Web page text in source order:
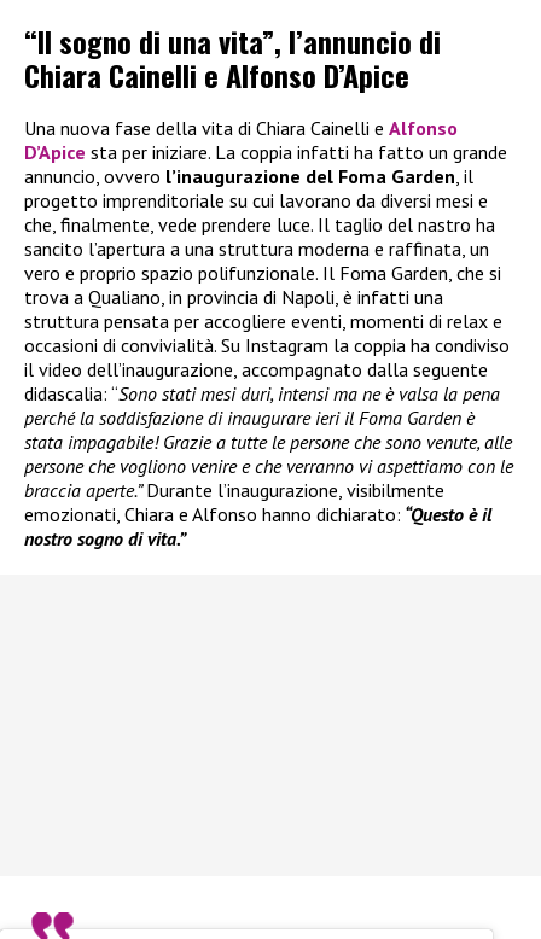
“Il sogno di una vita”, l’annuncio di
Chiara Cainelli e Alfonso D’Apice
Una nuova fase della vita di Chiara Cainelli e Alfonso
D’Apice sta per iniziare. La coppia infatti ha fatto un grande
annuncio, ovvero l’inaugurazione del Foma Garden , il
progetto imprenditoriale su cui lavorano da diversi mesi e
che, finalmente, vede prendere luce. Il taglio del nastro ha
sancito l’apertura a una struttura moderna e raffinata, un
vero e proprio spazio polifunzionale. Il Foma Garden, che si
trova a Qualiano, in provincia di Napoli, è infatti una
struttura pensata per accogliere eventi, momenti di relax e
occasioni di convivialità. Su Instagram la coppia ha condiviso
il video dell’inaugurazione, accompagnato dalla seguente
didascalia: “Sono stati mesi duri, intensi ma ne è valsa la pena
perché la soddisfazione di inaugurare ieri il Foma Garden è
stata impagabile! Grazie a tutte le persone che sono venute, alle
persone che vogliono venire e che verranno vi aspettiamo con le
braccia aperte.”Durante l’inaugurazione, visibilmente
emozionati, Chiara e Alfonso hanno dichiarato: “Questo è il
nostro sogno di vita.”